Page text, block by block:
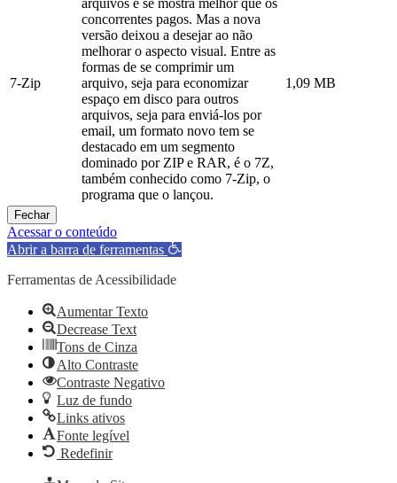
7-Zip
concorrentes pagos. Mas a nova
versão deixou a desejar ao não
melhorar o aspecto visual. Entre as
formas de se comprimir um
arquivo, seja para economizar
espaço em disco para outros
arquivos, seja para enviá-los por
email, um formato novo tem se
destacado em um segmento
dominado por ZIP e RAR, é o 7Z,
também conhecido como 7-Zip, o
programa que o lançou.
1,09 MB
Fechar
Acessar o conteúdo
Abrir a barra de ferramentas
Ferramentas de Acessibilidade
Aumentar Texto
Decrease Text
Tons de Cinza
Alto Contraste
Contraste Negativo
Luz de fundo
Links ativos
Fonte legível
Redefinir